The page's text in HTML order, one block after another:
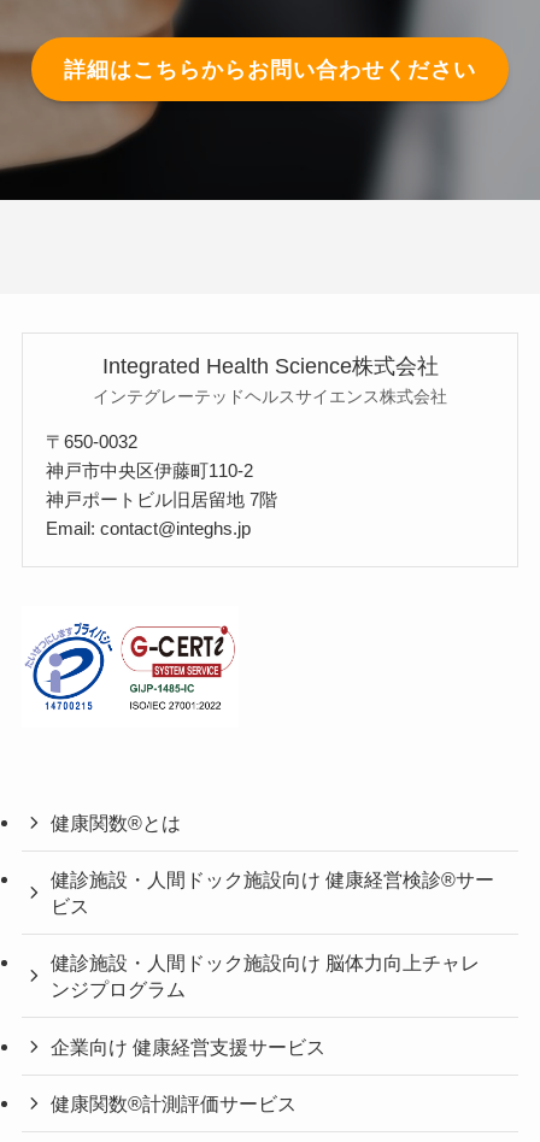
詳細はこちらからお問い合わせください
Integrated Health Science株式会社
インテグレーテッドヘルスサイエンス株式会社
〒650-0032
神戸市中央区伊藤町110-2
神戸ポートビル旧居留地 7階
Email: contact@integhs.jp
健康関数®とは
健診施設・人間ドック施設向け 健康経営検診®サー
ビス
健診施設・人間ドック施設向け 脳体力向上チャレ
ンジプログラム
企業向け 健康経営支援サービス
健康関数®計測評価サービス